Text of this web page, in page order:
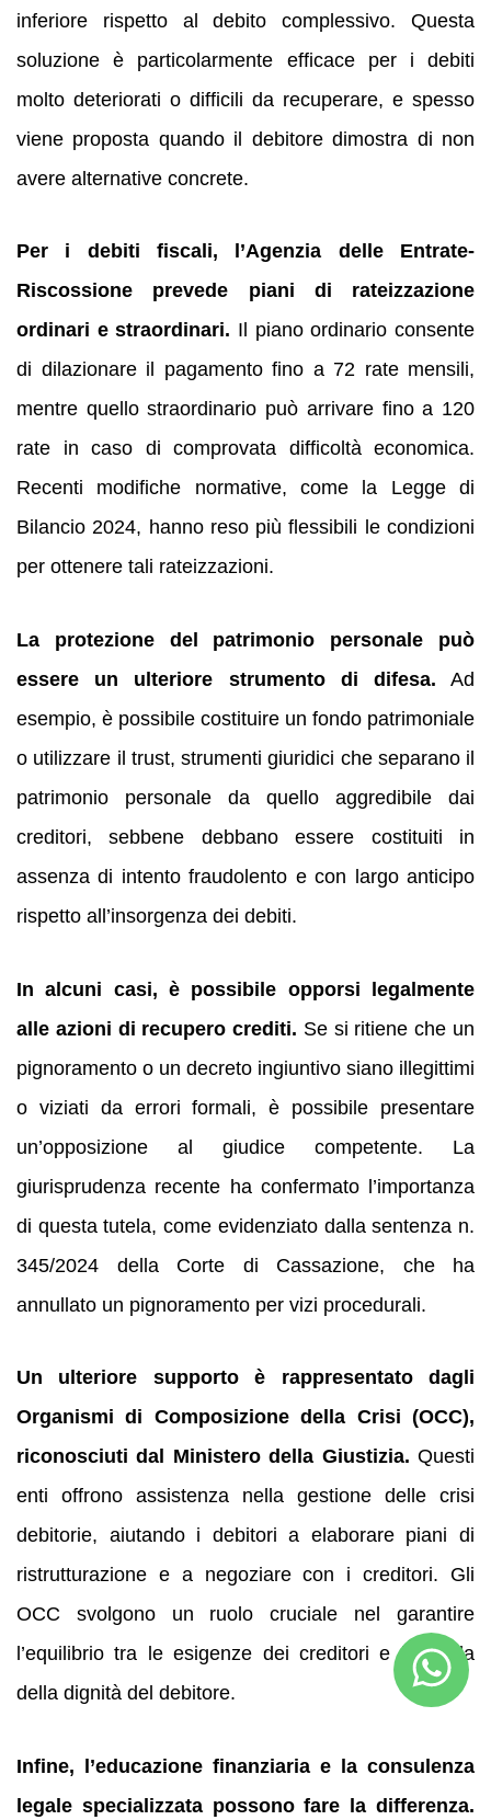
inferiore rispetto al debito complessivo. Questa
soluzione è particolarmente efficace per i debiti
molto deteriorati o difficili da recuperare, e spesso
viene proposta quando il debitore dimostra di non
avere alternative concrete.
Per i debiti fiscali, l’Agenzia delle Entrate-
Riscossione prevede piani di rateizzazione
ordinari e straordinari. Il piano ordinario consente
di dilazionare il pagamento fino a 72 rate mensili,
mentre quello straordinario può arrivare fino a 120
rate in caso di comprovata difficoltà economica.
Recenti modifiche normative, come la Legge di
Bilancio 2024, hanno reso più flessibili le condizioni
per ottenere tali rateizzazioni.
La protezione del patrimonio personale può
essere un ulteriore strumento di difesa. Ad
esempio, è possibile costituire un fondo patrimoniale
o utilizzare il trust, strumenti giuridici che separano il
patrimonio personale da quello aggredibile dai
creditori, sebbene debbano essere costituiti in
assenza di intento fraudolento e con largo anticipo
rispetto all’insorgenza dei debiti.
In alcuni casi, è possibile opporsi legalmente
alle azioni di recupero crediti. Se si ritiene che un
pignoramento o un decreto ingiuntivo siano illegittimi
o viziati da errori formali, è possibile presentare
un’opposizione al giudice competente. La
giurisprudenza recente ha confermato l’importanza
di questa tutela, come evidenziato dalla sentenza n.
345/2024 della Corte di Cassazione, che ha
annullato un pignoramento per vizi procedurali.
Un ulteriore supporto è rappresentato dagli
Organismi di Composizione della Crisi (OCC),
riconosciuti dal Ministero della Giustizia. Questi
enti offrono assistenza nella gestione delle crisi
debitorie, aiutando i debitori a elaborare piani di
ristrutturazione e a negoziare con i creditori. Gli
OCC svolgono un ruolo cruciale nel garantire
l’equilibrio tra le esigenze dei creditori e la tutela
della dignità del debitore.
Infine, l’educazione finanziaria e la consulenza
legale specializzata possono fare la differenza.